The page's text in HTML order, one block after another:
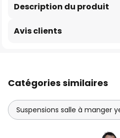
Description du produit
Avis clients
Catégories similaires
Suspensions salle à manger